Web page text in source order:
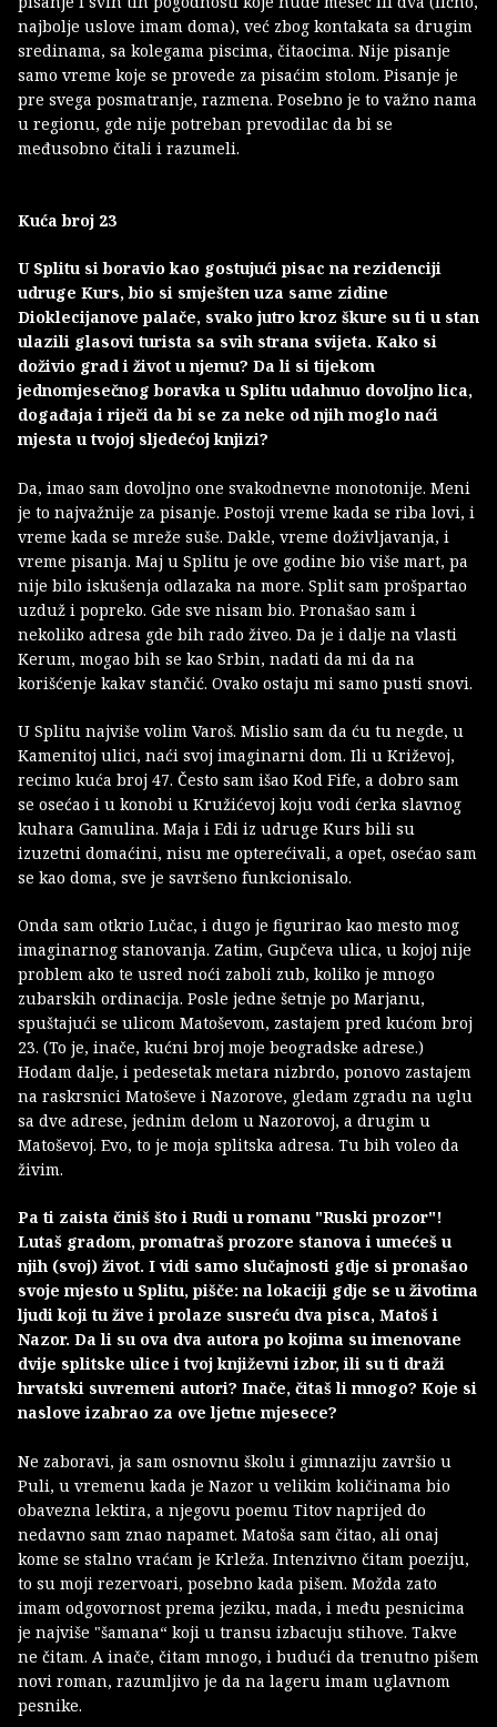
najbolje uslove imam doma), već zbog kontakata sa drugim
sredinama, sa kolegama piscima, čitaocima. Nije pisanje
samo vreme koje se provede za pisaćim stolom. Pisanje je
pre svega posmatranje, razmena. Posebno je to važno nama
u regionu, gde nije potreban prevodilac da bi se
međusobno čitali i razumeli.
Kuća broj 23
U Splitu si boravio kao gostujući pisac na rezidenciji
udruge Kurs, bio si smješten uza same zidine
Dioklecijanove palače, svako jutro kroz škure su ti u stan
ulazili glasovi turista sa svih strana svijeta. Kako si
doživio grad i život u njemu? Da li si tijekom
jednomjesečnog boravka u Splitu udahnuo dovoljno lica,
događaja i riječi da bi se za neke od njih moglo naći
mjesta u tvojoj sljedećoj knjizi?
Da, imao sam dovoljno one svakodnevne monotonije. Meni
je to najvažnije za pisanje. Postoji vreme kada se riba lovi, i
vreme kada se mreže suše. Dakle, vreme doživljavanja, i
vreme pisanja. Maj u Splitu je ove godine bio više mart, pa
nije bilo iskušenja odlazaka na more. Split sam prošpartao
uzduž i popreko. Gde sve nisam bio. Pronašao sam i
nekoliko adresa gde bih rado živeo. Da je i dalje na vlasti
Kerum, mogao bih se kao Srbin, nadati da mi da na
korišćenje kakav stančić. Ovako ostaju mi samo pusti snovi.
U Splitu najviše volim Varoš. Mislio sam da ću tu negde, u
Kamenitoj ulici, naći svoj imaginarni dom. Ili u Križevoj,
recimo kuća broj 47. Često sam išao Kod Fife, a dobro sam
se osećao i u konobi u Kružićevoj koju vodi ćerka slavnog
kuhara Gamulina. Maja i Edi iz udruge Kurs bili su
izuzetni domaćini, nisu me opterećivali, a opet, osećao sam
se kao doma, sve je savršeno funkcionisalo.
Onda sam otkrio Lučac, i dugo je figurirao kao mesto mog
imaginarnog stanovanja. Zatim, Gupčeva ulica, u kojoj nije
problem ako te usred noći zaboli zub, koliko je mnogo
zubarskih ordinacija. Posle jedne šetnje po Marjanu,
spuštajući se ulicom Matoševom, zastajem pred kućom broj
23. (To je, inače, kućni broj moje beogradske adrese.)
Hodam dalje, i pedesetak metara nizbrdo, ponovo zastajem
na raskrsnici Matoševe i Nazorove, gledam zgradu na uglu
sa dve adrese, jednim delom u Nazorovoj, a drugim u
Matoševoj. Evo, to je moja splitska adresa. Tu bih voleo da
živim.
Pa ti zaista činiš što i Rudi u romanu "Ruski prozor"!
Lutaš gradom, promatraš prozore stanova i umećeš u
njih (svoj) život. I vidi samo slučajnosti gdje si pronašao
svoje mjesto u Splitu, pišče: na lokaciji gdje se u životima
ljudi koji tu žive i prolaze susreću dva pisca, Matoš i
Nazor. Da li su ova dva autora po kojima su imenovane
dvije splitske ulice i tvoj književni izbor, ili su ti draži
hrvatski suvremeni autori? Inače, čitaš li mnogo? Koje si
naslove izabrao za ove ljetne mjesece?
Ne zaboravi, ja sam osnovnu školu i gimnaziju završio u
Puli, u vremenu kada je Nazor u velikim količinama bio
obavezna lektira, a njegovu poemu Titov naprijed do
nedavno sam znao napamet. Matoša sam čitao, ali onaj
kome se stalno vraćam je Krleža. Intenzivno čitam poeziju,
to su moji rezervoari, posebno kada pišem. Možda zato
imam odgovornost prema jeziku, mada, i među pesnicima
je najviše "šamana“ koji u transu izbacuju stihove. Takve
ne čitam. A inače, čitam mnogo, i budući da trenutno pišem
novi roman, razumljivo je da na lageru imam uglavnom
pesnike.